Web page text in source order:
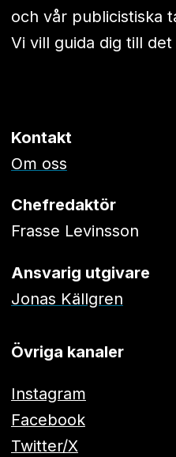
och vår publicistiska
Vi vill guida dig till
Kontakt
Om oss
Chefredaktör
Frasse Levinsson
Ansvarig utgivare
Jonas Källgren
Övriga kanaler
Instagram
Facebook
Twitter/X